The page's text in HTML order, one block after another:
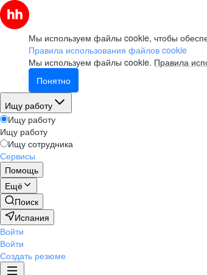
Мы используем файлы cookie, чтобы
Правила использования файлов cookie
Мы используем файлы cookie. Правила
Понятно
Ищу работу
Ищу работу
Ищу работу
Ищу сотрудника
Сервисы
Помощь
Ещё
Поиск
Испания
Войти
Войти
Создать резюме